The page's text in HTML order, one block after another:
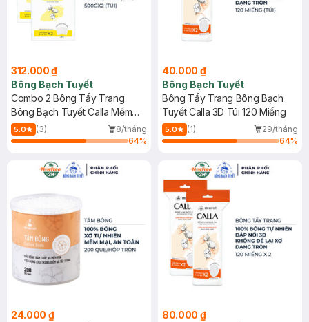
312.000 ₫
Bông Bạch Tuyết
Combo 2 Bông Tẩy Trang
Bông Bạch Tuyết Calla Mềm
Mịn Túi 500g
5.0 (3)
8/tháng
64%
40.000 ₫
Bông Bạch Tuyết
Bông Tẩy Trang Bông Bạch
Tuyết Calla 3D Túi 120 Miếng
5.0 (1)
29/tháng
64%
24.000 ₫
80.000 ₫